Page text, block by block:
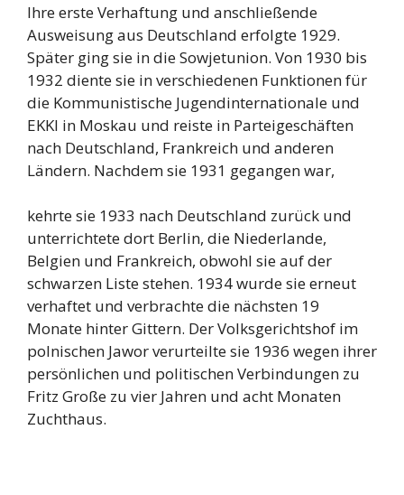
Ihre erste Verhaftung und anschließende
Ausweisung aus Deutschland erfolgte 1929.
Später ging sie in die Sowjetunion. Von 1930 bis
1932 diente sie in verschiedenen Funktionen für
die Kommunistische Jugendinternationale und
EKKI in Moskau und reiste in Parteigeschäften
nach Deutschland, Frankreich und anderen
Ländern. Nachdem sie 1931 gegangen war,
kehrte sie 1933 nach Deutschland zurück und
unterrichtete dort Berlin, die Niederlande,
Belgien und Frankreich, obwohl sie auf der
schwarzen Liste stehen. 1934 wurde sie erneut
verhaftet und verbrachte die nächsten 19
Monate hinter Gittern. Der Volksgerichtshof im
polnischen Jawor verurteilte sie 1936 wegen ihrer
persönlichen und politischen Verbindungen zu
Fritz Große zu vier Jahren und acht Monaten
Zuchthaus.